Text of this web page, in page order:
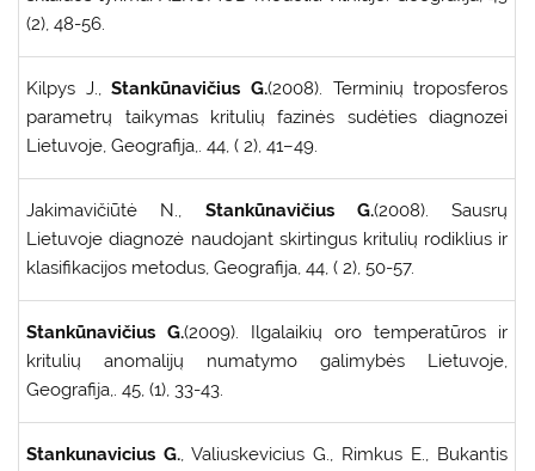
(2), 48-56.
Kilpys J.,Stankūnavičius G.(2008). Terminių troposferos
parametrų taikymas kritulių fazinės sudėties diagnozei
Lietuvoje, Geografija,. 44, ( 2), 41–49.
Jakimavičiūtė N., Stankūnavičius G.(2008). Sausrų
Lietuvoje diagnozė naudojant skirtingus kritulių rodiklius ir
klasifikacijos metodus, Geografija, 44, ( 2), 50-57.
Stankūnavičius G.(2009). Ilgalaikių oro temperatūros ir
kritulių anomalijų numatymo galimybės Lietuvoje,
Geografija,. 45, (1), 33-43.
Stankunavicius G., Valiuskevicius G., Rimkus E., Bukantis